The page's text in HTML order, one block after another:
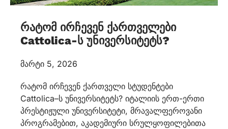
რატომ ირჩევენ ქართველები
Cattolica-ს უნივერსიტეტს?
მარტი 5, 2026
რატომ ირჩევენ ქართველი სტუდენტები
Cattolica–ს უნივერსიტეტს? იტალიის ერთ-ერთი
პრესტიჟული უნივერსიტეტი, მრავალფეროვანი
პროგრამებით, აკადემიური სრულყოფილებითა